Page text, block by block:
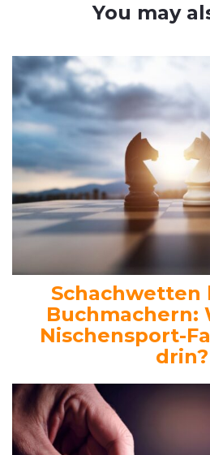
You may
Schachwetten
Buchmachern:
Nischensport-
drin?